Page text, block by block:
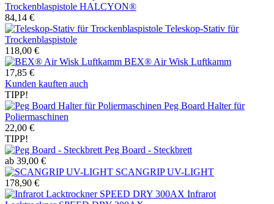
Trockenblaspistole HALCYON®
84,14 €
Teleskop-Stativ für
Trockenblaspistole
118,00 €
BEX® Air Wisk Luftkamm
17,85 €
Kunden kauften auch
TIPP!
Peg Board Halter für
Poliermaschinen
22,00 €
TIPP!
Peg Board - Steckbrett
ab 39,00 €
SCANGRIP UV-LIGHT
178,90 €
Infrarot